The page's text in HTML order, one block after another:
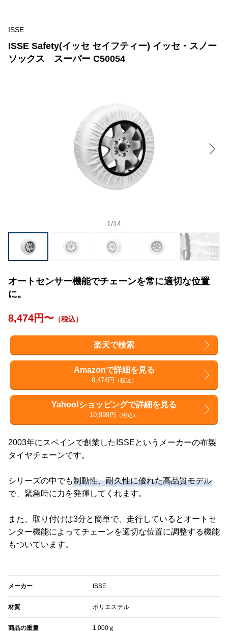
ISSE
ISSE Safety(イッセ セイフティー) イッセ・スノー
ソックス スーパー C50054
1/14
オートセンサー機能でチェーンを常に適切な位置
に。
8,474円〜 （税込）
楽天で検索
Amazonで詳細を見る
8,474円 （税込）
Yahoo!ショッピングで詳細を見る
10,999円 （税込）
2003年にスペインで創業したISSEというメーカーの布製
タイヤチェーンです。
シリーズの中でも制動性、耐久性に優れた高品質モデル
で、緊急時に力を発揮してくれます。
また、取り付けは3分と簡単で、走行しているとオートセ
ンター機能によってチェーンを適切な位置に調整する機能
もついています。
メーカー ISSE
材質 ポリエステル
商品の重量 1,000ｇ